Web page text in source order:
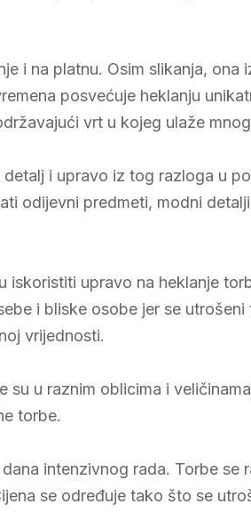
i na platnu. Osim slikanja, ona
posvećuje heklanju
vrt u kojeg ulaže
i upravo iz tog razloga u
odijevni predmeti, modni
iskoristiti upravo na heklanje
i bliske osobe jer se utrošeni
vrijednosti.
u raznim oblicima i
torbe.
intenzivnog rada. Torbe se
se određuje tako što se